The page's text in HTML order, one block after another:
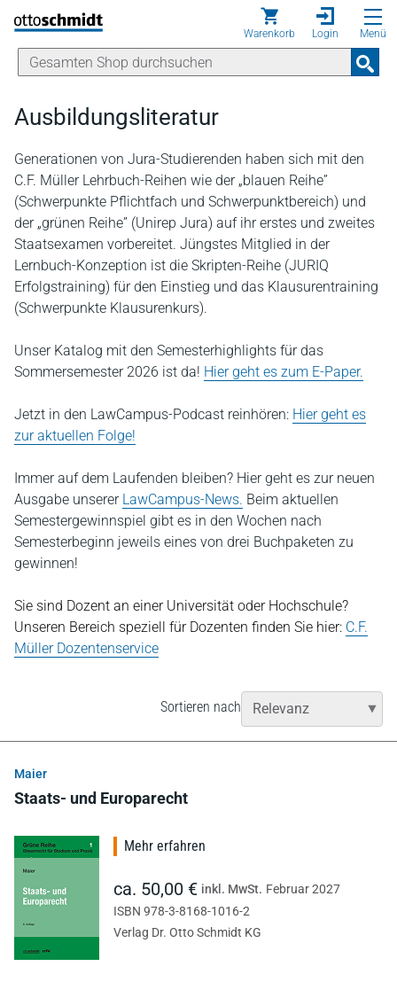
Direkt zum Inhalt
Warenkorb Login Menü
Ausbildungsliteratur
Generationen von Jura-Studierenden haben sich mit den
C.F. Müller Lehrbuch-Reihen wie der „blauen Reihe”
(Schwerpunkte Pflichtfach und Schwerpunktbereich) und
der „grünen Reihe” (Unirep Jura) auf ihr erstes und zweites
Staatsexamen vorbereitet. Jüngstes Mitglied in der
Lernbuch-Konzeption ist die Skripten-Reihe (JURIQ
Erfolgstraining) für den Einstieg und das Klausurentraining
(Schwerpunkte Klausurenkurs).
Unser Katalog mit den Semesterhighlights für das
Sommersemester 2026 ist da! Hier geht es zum E-Paper.
Jetzt in den LawCampus-Podcast reinhören: Hier geht es
zur aktuellen Folge!
Immer auf dem Laufenden bleiben? Hier geht es zur neuen
Ausgabe unserer LawCampus-News. Beim aktuellen
Semestergewinnspiel gibt es in den Wochen nach
Semesterbeginn jeweils eines von drei Buchpaketen zu
gewinnen!
Sie sind Dozent an einer Universität oder Hochschule?
Unseren Bereich speziell für Dozenten finden Sie hier: C.F.
Müller Dozentenservice
Sortieren nach
Maier
Staats- und Europarecht
Mehr erfahren
ca. 50,00 € inkl. MwSt. Februar 2027
ISBN 978-3-8168-1016-2
Verlag Dr. Otto Schmidt KG